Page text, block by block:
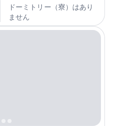
ドーミトリー（寮）はあり
ません